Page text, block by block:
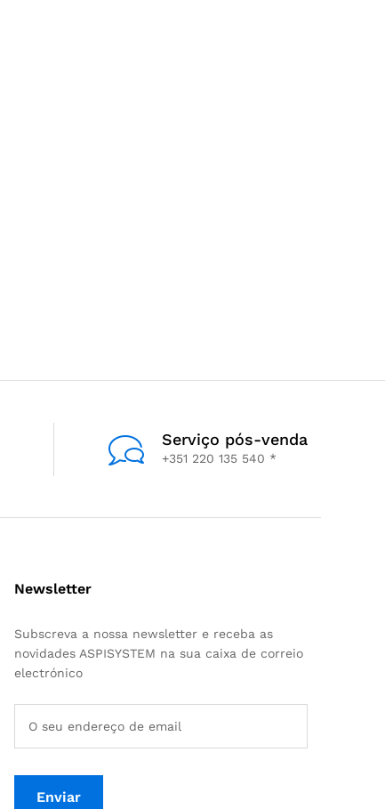
Serviço pós-venda
+351 220 135 540 *
Newsletter
Subscreva a nossa newsletter e receba as
novidades ASPISYSTEM na sua caixa de correio
electrónico